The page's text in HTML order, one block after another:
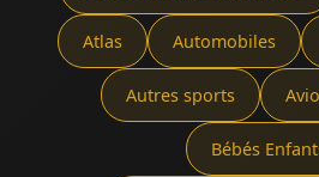
Atlas Automobiles
Autres sports
Bébés